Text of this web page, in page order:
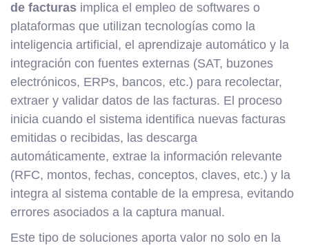
de facturas implica el empleo de softwares o
plataformas que utilizan tecnologías como la
inteligencia artificial, el aprendizaje automático y la
integración con fuentes externas (SAT, buzones
electrónicos, ERPs, bancos, etc.) para recolectar,
extraer y validar datos de las facturas. El proceso
inicia cuando el sistema identifica nuevas facturas
emitidas o recibidas, las descarga
automáticamente, extrae la información relevante
(RFC, montos, fechas, conceptos, claves, etc.) y la
integra al sistema contable de la empresa, evitando
errores asociados a la captura manual.
Este tipo de soluciones aporta valor no solo en la